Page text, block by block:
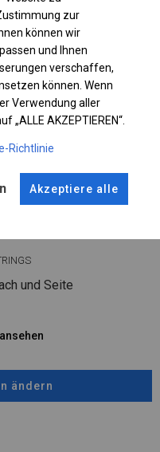
und Seite
ändern
zur
können wir
und Ihnen
verschaffen,
können. Wenn
Verwendung aller
„ALLE AKZEPTIEREN“.
Richtlinie
Akzeptiere alle